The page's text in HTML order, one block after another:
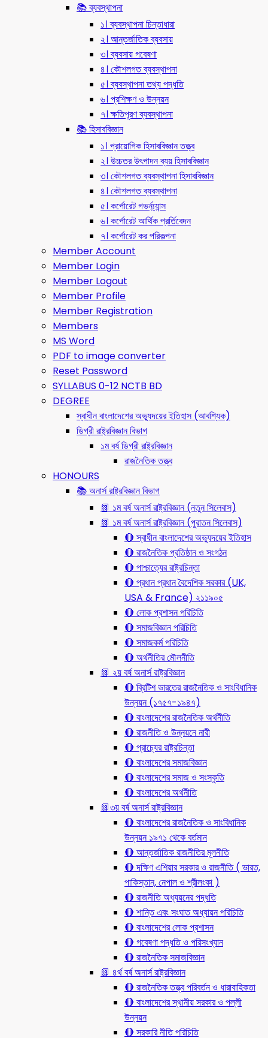
📚 ব্যবস্থাপনা
১। ব্যবস্থাপনা চিন্তাধারা
২। আন্তর্জাতিক ব্যবসায়
৩। ব্যবসায় গবেষণা
৪। কৌশলগত ব্যবস্থাপনা
৫। ব্যবস্থাপনা তথ্য পদ্ধতি
৬। প্রশিক্ষণ ও উন্নয়ন
৭। ক্ষতিপূরণ ব্যবস্থাপনা
📚 হিসাববিজ্ঞান
১। প্রায়োগিক হিসাববিজ্ঞান তত্ত্ব
২। উচ্চতর উৎপাদন ব্যয় হিসাববিজ্ঞান
৩। কৌশলগত ব্যবস্থাপনা হিসাববিজ্ঞান
৪। কৌশলগত ব্যবস্থাপনা
৫। কর্পোরেট গভর্ন্য্যান্স
৬। কর্পোরেট আর্থিক প্রর্তিবেদন
৭। কর্পোরেট কর পরিকল্পনা
Member Account
Member Login
Member Logout
Member Profile
Member Registration
Members
MS Word
PDF to image converter
Reset Password
SYLLABUS 0-12 NCTB BD
DEGREE
স্বাধীন বাংলাদেশের অভ্যুদয়ের ইতিহাস (আবশ্যিক)
ডিগ্রী রাষ্ট্রবিজ্ঞান বিভাগ
১ম বর্ষ ডিগ্রী রাষ্ট্রবিজ্ঞান
রাজনৈতিক তত্ত্ব
HONOURS
📚 অনার্স রাষ্ট্রবিজ্ঞান বিভাগ
📗 ১ম বর্ষ অনার্স রাষ্ট্রবিজ্ঞান (নতুন সিলেবাস)
📗 ১ম বর্ষ অনার্স রাষ্ট্রবিজ্ঞান (পুরাতন সিলেবাস)
🔴 স্বাধীন বাংলাদেশের অভ্যুদয়ের ইতিহাস
🔴 রাজনৈতিক প্রতিষ্ঠান ও সংগঠন
🔴 পাশ্চাত্যের রাষ্ট্রচিন্তা
🔴 প্রধান প্রধান বৈদেশিক সরকার (UK,
USA & France) ২১১৯০৫
🔴 লোক প্রশাসন পরিচিতি
🔴 সমাজবিজ্ঞান পরিচিতি
🔴 সমাজকর্ম পরিচিতি
🔴 অর্থনীতির মৌলনীতি
📗 ২য় বর্ষ অনার্স রাষ্ট্রবিজ্ঞান
🔴 ব্রিটিশ ভারতের রাজনৈতিক ও সাংবিধানিক
উন্নয়ন (১৭৫৭-১৯৪৭)
🔴 বাংলাদেশের রাজনৈতিক অর্থনীতি
🔴 রাজনীতি ও উন্নয়নে নারী
🔴 প্রাচ্যের রাষ্ট্রচিন্তা
🔴 বাংলাদেশের সমাজবিজ্ঞান
🔴 বাংলাদেশের সমাজ ও সংস্কৃতি
🔴 বাংলাদেশের অর্থনীতি
📗৩য় বর্ষ অনার্স রাষ্ট্রবিজ্ঞান
🔴 বাংলাদেশের রাজনৈতিক ও সাংবিধানিক
উন্নয়ন ১৯৭১ থেকে বর্তমান
🔴 আন্তর্জাতিক রাজনীতির মূলনীতি
🔴 দক্ষিণ এশিয়ার সরকার ও রাজনীতি ( ভারত,
পাকিস্তান, নেপাল ও শ্রীলংকা )
🔴 রাজনীতি অধ্যয়নের পদ্ধতি
🔴 শান্তি এবং সংঘাত অধ্যায়ন পরিচিতি
🔴 বাংলাদেশের লোক প্রশাসন
🔴 গবেষণা পদ্ধতি ও পরিসংখ্যান
🔴 রাজনৈতিক সমাজবিজ্ঞান
📗 ৪র্থ বর্ষ অনার্স রাষ্ট্রবিজ্ঞান
🔴 রাজনৈতিক তত্ত্ব পরিবর্তন ও ধারাবাহিকতা
🔴 বাংলাদেশের স্থানীয় সরকার ও পল্লী
উন্নয়ন
🔴 সরকারি নীতি পরিচিতি